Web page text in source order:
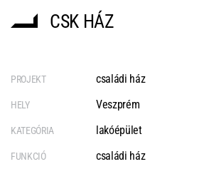
CSK HÁZ
PROJEKT családi ház
HELY Veszprém
KATEGÓRIA lakóépület
FUNKCIÓ családi ház